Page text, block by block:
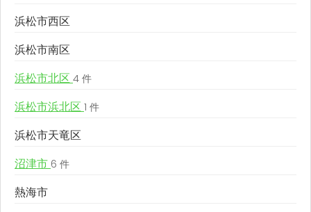
浜松市西区
浜松市南区
浜松市北区 4 件
浜松市浜北区 1 件
浜松市天竜区
沼津市 6 件
熱海市